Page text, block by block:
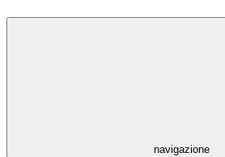
navigazione